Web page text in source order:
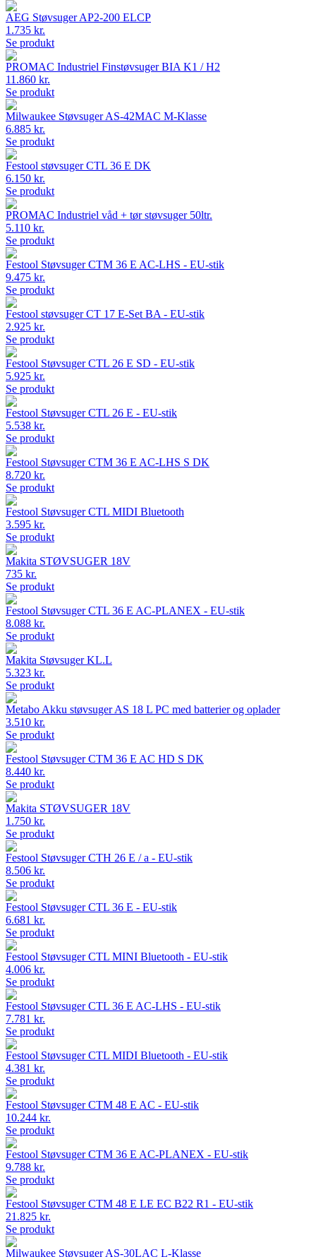
AEG Støvsuger AP2-200 ELCP
1.735 kr.
Se produkt
PROMAC Industriel Finstøvsuger BIA K1 / H2
11.860 kr.
Se produkt
Milwaukee Støvsuger AS-42MAC M-Klasse
6.885 kr.
Se produkt
Festool støvsuger CTL 36 E DK
6.150 kr.
Se produkt
PROMAC Industriel våd + tør støvsuger 50ltr.
5.110 kr.
Se produkt
Festool Støvsuger CTM 36 E AC-LHS - EU-stik
9.475 kr.
Se produkt
Festool støvsuger CT 17 E-Set BA - EU-stik
2.925 kr.
Se produkt
Festool Støvsuger CTL 26 E SD - EU-stik
5.925 kr.
Se produkt
Festool Støvsuger CTL 26 E - EU-stik
5.538 kr.
Se produkt
Festool Støvsuger CTM 36 E AC-LHS S DK
8.720 kr.
Se produkt
Festool Støvsuger CTL MIDI Bluetooth
3.595 kr.
Se produkt
Makita STØVSUGER 18V
735 kr.
Se produkt
Festool Støvsuger CTL 36 E AC-PLANEX - EU-stik
8.088 kr.
Se produkt
Makita Støvsuger KL.L
5.323 kr.
Se produkt
Metabo Akku støvsuger AS 18 L PC med batterier og oplader
3.510 kr.
Se produkt
Festool Støvsuger CTM 36 E AC HD S DK
8.440 kr.
Se produkt
Makita STØVSUGER 18V
1.750 kr.
Se produkt
Festool Støvsuger CTH 26 E / a - EU-stik
8.506 kr.
Se produkt
Festool Støvsuger CTL 36 E - EU-stik
6.681 kr.
Se produkt
Festool Støvsuger CTL MINI Bluetooth - EU-stik
4.006 kr.
Se produkt
Festool Støvsuger CTL 36 E AC-LHS - EU-stik
7.781 kr.
Se produkt
Festool Støvsuger CTL MIDI Bluetooth - EU-stik
4.381 kr.
Se produkt
Festool Støvsuger CTM 48 E AC - EU-stik
10.244 kr.
Se produkt
Festool Støvsuger CTM 36 E AC-PLANEX - EU-stik
9.788 kr.
Se produkt
Festool Støvsuger CTM 48 E LE EC B22 R1 - EU-stik
21.825 kr.
Se produkt
Milwaukee Støvsuger AS-30LAC L-Klasse